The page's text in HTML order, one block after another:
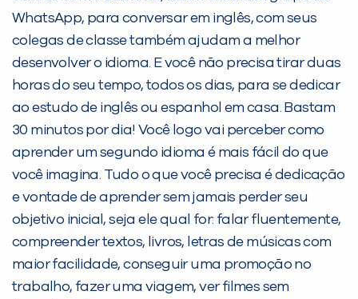
WhatsApp, para conversar em inglês, com seus
colegas de classe também ajudam a melhor
desenvolver o idioma. E você não precisa tirar duas
horas do seu tempo, todos os dias, para se dedicar
ao estudo de inglês ou espanhol em casa. Bastam
30 minutos por dia! Você logo vai perceber como
aprender um segundo idioma é mais fácil do que
você imagina. Tudo o que você precisa é dedicação
e vontade de aprender sem jamais perder seu
objetivo inicial, seja ele qual for: falar fluentemente,
compreender textos, livros, letras de músicas com
maior facilidade, conseguir uma promoção no
trabalho, fazer uma viagem, ver filmes sem